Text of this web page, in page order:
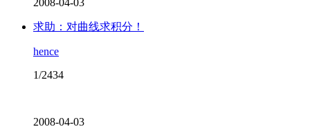
2008-04-03
求助：对曲线求积分！
hence
1/2434
2008-04-03